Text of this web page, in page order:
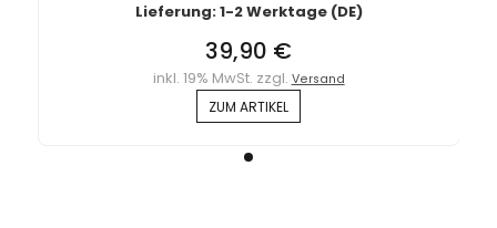
Lieferung: 1-2 Werktage (DE)
39,90 €
inkl. 19% MwSt. zzgl. Versand
ZUM ARTIKEL